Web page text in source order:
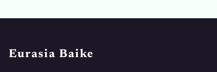
Eurasia Baike